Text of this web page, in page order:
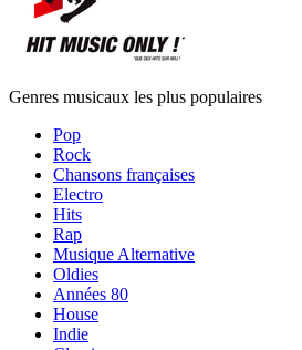
Genres musicaux les plus populaires
Pop
Rock
Chansons françaises
Electro
Hits
Rap
Musique Alternative
Oldies
Années 80
House
Indie